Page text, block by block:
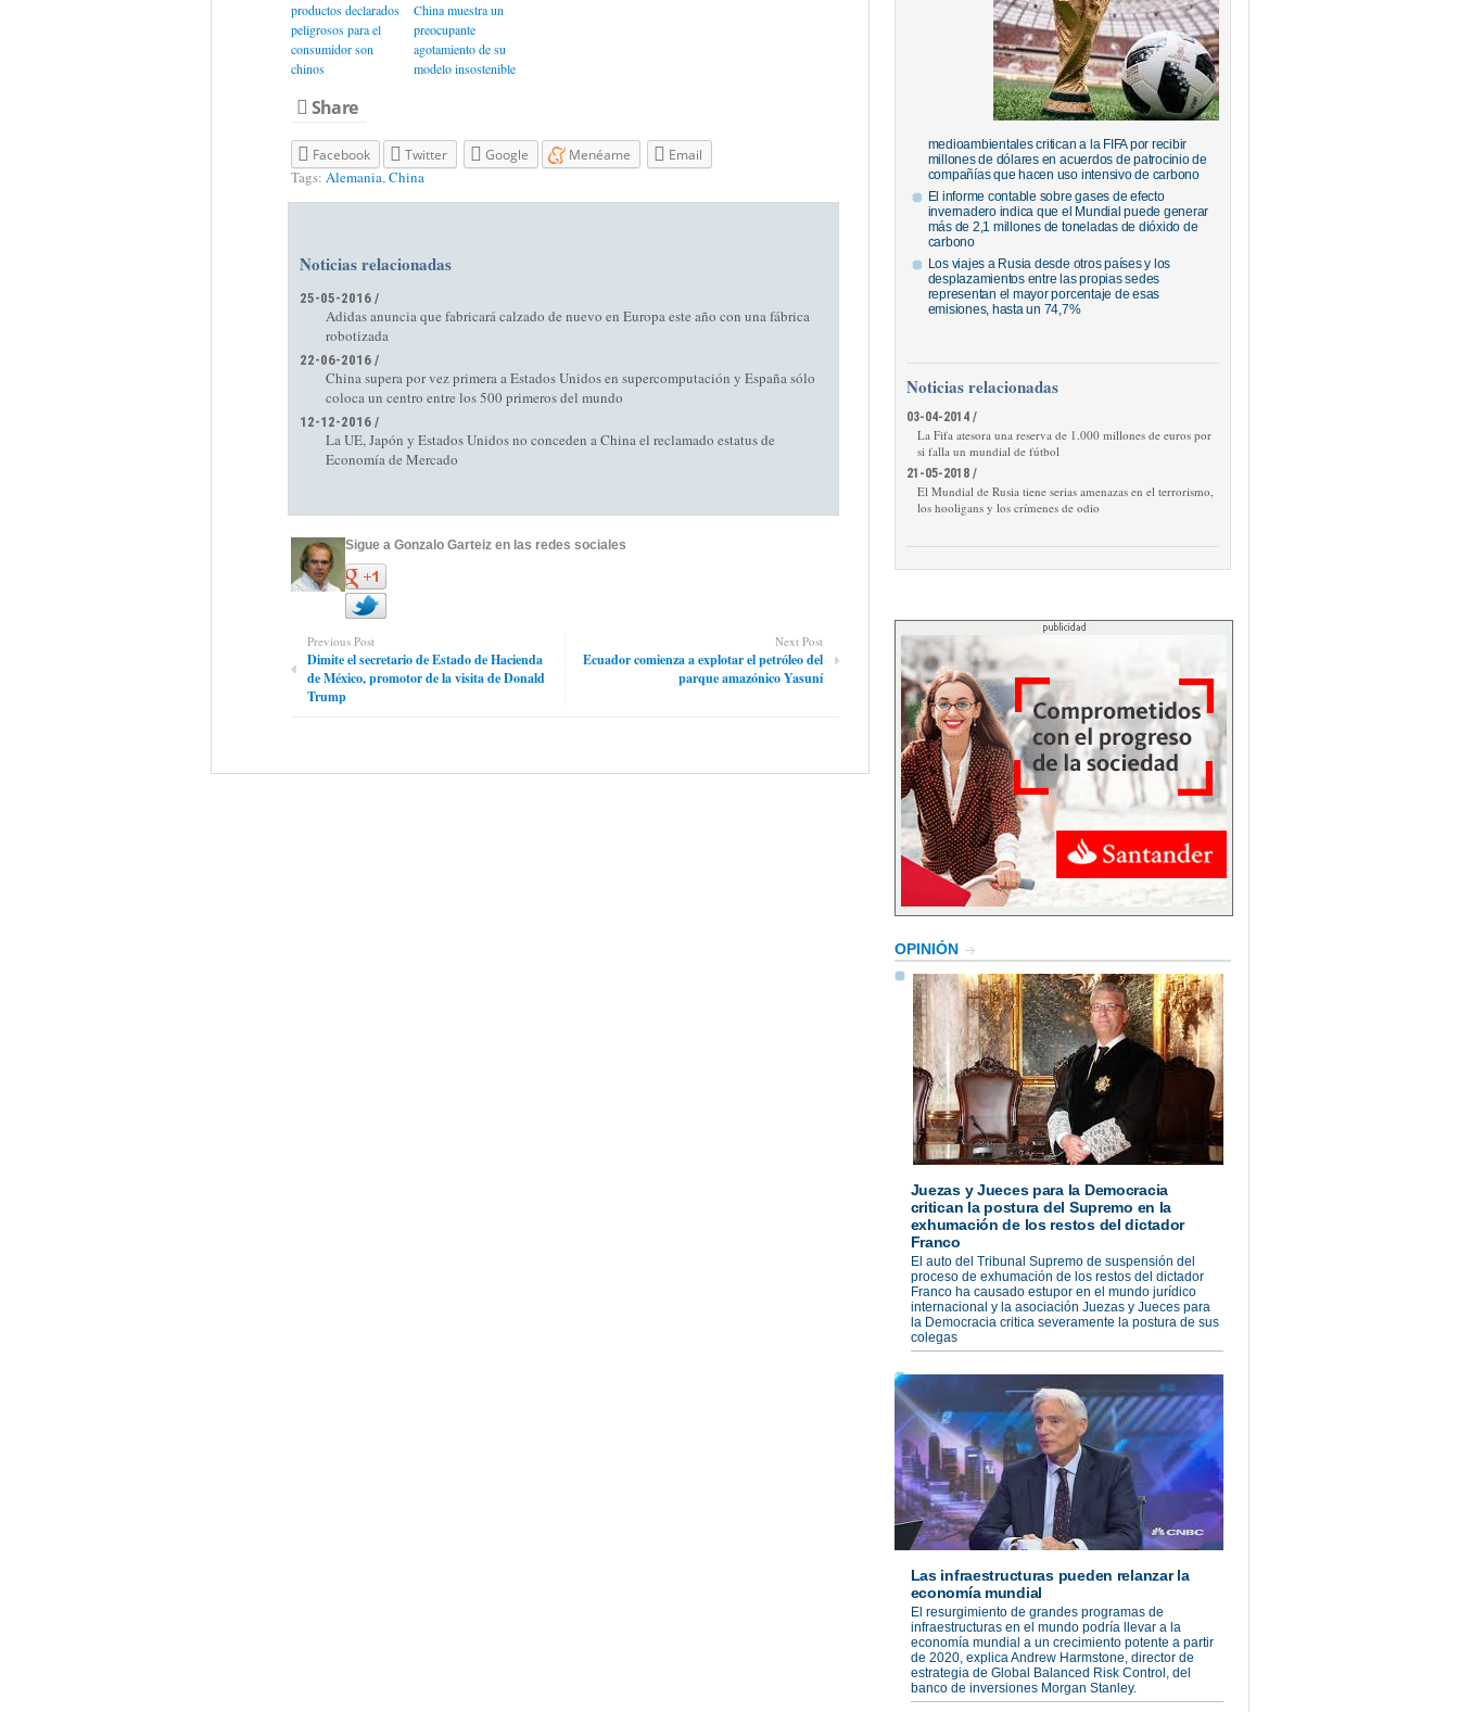
productos declarados
peligrosos para el
consumidor son
chinos
China muestra un
preocupante
agotamiento de su
modelo insostenible
Share
Facebook Twitter Google Menéame Email
Tags: Alemania,China
Noticias relacionadas
25-05-2016 /
Adidas anuncia que fabricará calzado de nuevo en Europa este año con una fábrica
robotizada
22-06-2016 /
China supera por vez primera a Estados Unidos en supercomputación y España sólo
coloca un centro entre los 500 primeros del mundo
12-12-2016 /
La UE, Japón y Estados Unidos no conceden a China el reclamado estatus de
Economía de Mercado
Sigue a Gonzalo Garteiz en las redes sociales
Previous Post
Dimite el secretario de Estado de Hacienda
de México, promotor de la visita de Donald
Trump
Next Post
Ecuador comienza a explotar el petróleo del
parque amazónico Yasuní
medioambientales critican a la FIFA por recibir
millones de dólares en acuerdos de patrocinio de
compañías que hacen uso intensivo de carbono
El informe contable sobre gases de efecto
invernadero indica que el Mundial puede generar
más de 2,1 millones de toneladas de dióxido de
carbono
Los viajes a Rusia desde otros países y los
desplazamientos entre las propias sedes
representan el mayor porcentaje de esas
emisiones, hasta un 74,7%
Noticias relacionadas
03-04-2014 /
La Fifa atesora una reserva de 1.000 millones de euros por
si falla un mundial de fútbol
21-05-2018 /
El Mundial de Rusia tiene serias amenazas en el terrorismo,
los hooligans y los crímenes de odio
OPINIÓN
Juezas y Jueces para la Democracia
critican la postura del Supremo en la
exhumación de los restos del dictador
Franco
El auto del Tribunal Supremo de suspensión del
proceso de exhumación de los restos del dictador
Franco ha causado estupor en el mundo jurídico
internacional y la asociación Juezas y Jueces para
la Democracia critica severamente la postura de sus
colegas
Las infraestructuras pueden relanzar la
economía mundial
El resurgimiento de grandes programas de
infraestructuras en el mundo podría llevar a la
economía mundial a un crecimiento potente a partir
de 2020, explica Andrew Harmstone, director de
estrategia de Global Balanced Risk Control, del
banco de inversiones Morgan Stanley.